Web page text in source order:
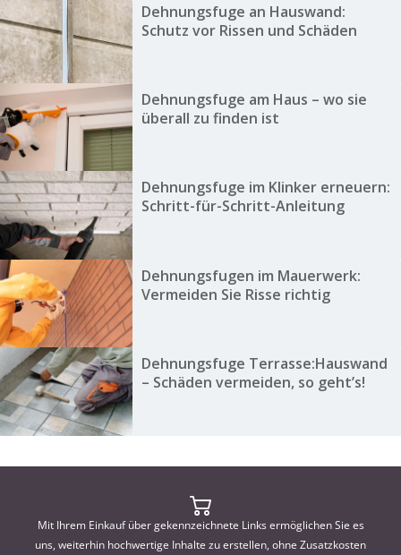
Dehnungsfuge an Hauswand:
Schutz vor Rissen und Schäden
Dehnungsfuge am Haus – wo sie
überall zu finden ist
Dehnungsfuge im Klinker erneuern:
Schritt-für-Schritt-Anleitung
Dehnungsfugen im Mauerwerk:
Vermeiden Sie Risse richtig
Dehnungsfuge Terrasse:Hauswand
– Schäden vermeiden, so geht’s!
Mit Ihrem Einkauf über gekennzeichnete Links ermöglichen Sie es
uns, weiterhin hochwertige Inhalte zu erstellen, ohne Zusatzkosten